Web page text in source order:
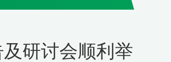
研讨会顺利举